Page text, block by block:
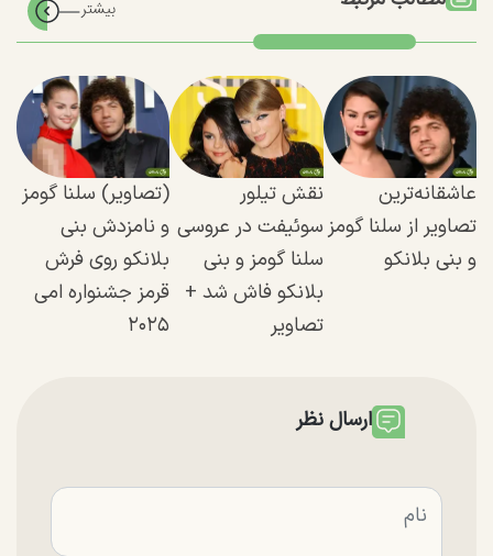
عاشقانه‌ترین
تصاویر از سلنا گومز
و بنی‌ بلانکو
نقش تیلور
سوئیفت در عروسی
سلنا گومز و بنی
بلانکو فاش شد +
تصاویر
(تصاویر) سلنا گومز
و نامزدش بنی
بلانکو روی فرش
قرمز جشنواره امی
۲۰۲۵
ارسال نظر